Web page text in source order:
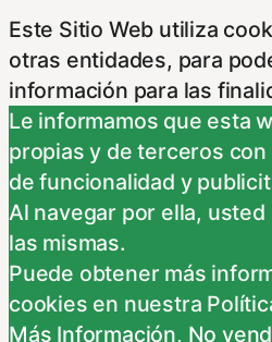
Le informamos que esta
propias y de terceros
de funcionalidad y
Al navegar por ella,
las mismas.
Puede obtener más
cookies en nuestra
Más Información, No
Este Sitio Web utiliza
otras entidades, para
información para las
a continuación. Si no
alguna de estas
personalizar sus
Necessary
Necessary
Siempre activado
Estas Cookies se utilizan
experiencia de